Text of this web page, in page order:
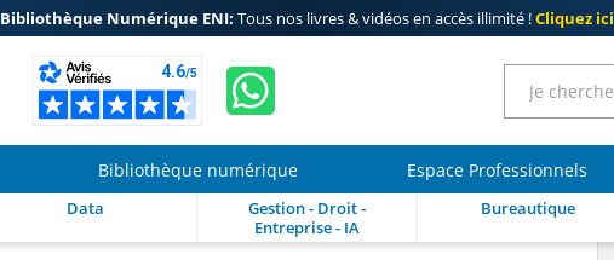
Bibliothèque Numérique ENI: Tous nos livres & vidéos en accès illimité !Cliquez ici
Bibliothèque numérique Espace Professionnels
Data
Gestion - Droit -
Entreprise - IA
Bureautique